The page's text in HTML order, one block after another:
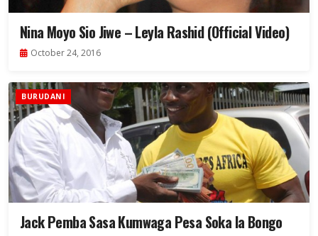
Nina Moyo Sio Jiwe – Leyla Rashid (Official Video)
October 24, 2016
BURUDANI
Jack Pemba Sasa Kumwaga Pesa Soka la Bongo